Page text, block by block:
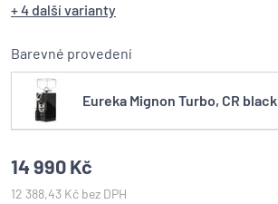
+ 4 další varianty
Barevné provedení
Eureka Mignon Turbo, CR black
14 990 Kč
12 388,43 Kč bez DPH